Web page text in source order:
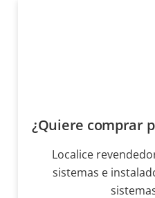
¿Quiere comprar
Localice
sistemas e